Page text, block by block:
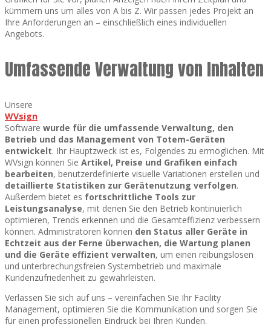
kümmern uns um alles von A bis Z. Wir passen jedes Projekt an
Ihre Anforderungen an – einschließlich eines individuellen
Angebots.
Umfassende Verwaltung von Inhalten
Unsere
WVsign
Software wurde für die umfassende Verwaltung, den
Betrieb und das Management von Totem-Geräten
entwickelt. Ihr Hauptzweck ist es, Folgendes zu ermöglichen. Mit
WVsign können Sie Artikel, Preise und Grafiken einfach
bearbeiten, benutzerdefinierte visuelle Variationen erstellen und
detaillierte Statistiken zur Gerätenutzung verfolgen.
Außerdem bietet es fortschrittliche Tools zur
Leistungsanalyse, mit denen Sie den Betrieb kontinuierlich
optimieren, Trends erkennen und die Gesamteffizienz verbessern
können. Administratoren können den Status aller Geräte in
Echtzeit aus der Ferne überwachen, die Wartung planen
und die Geräte effizient verwalten, um einen reibungslosen
und unterbrechungsfreien Systembetrieb und maximale
Kundenzufriedenheit zu gewährleisten.
Verlassen Sie sich auf uns – vereinfachen Sie Ihr Facility
Management, optimieren Sie die Kommunikation und sorgen Sie
für einen professionellen Eindruck bei Ihren Kunden.